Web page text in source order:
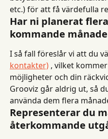
etc.) för att få värdefulla
Har ni planerat
kommande
I så fall föreslår vi att du
kontakter) , vilket
möjligheter och din
Grooviz går aldrig ut, så
använda dem flera
Representerar du
återkommande